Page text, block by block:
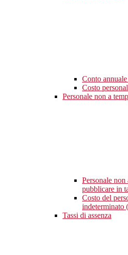
Conto
Costo
Personale non a
Personale
pubblicare in
Costo del
indeterminato
Tassi di assenza